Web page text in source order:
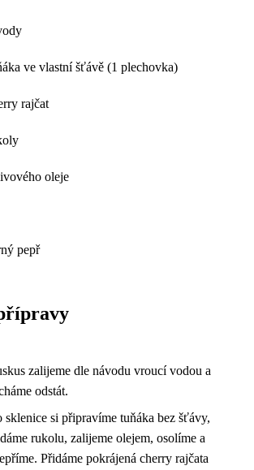
ve vlastní šťávě (1 plechovka)
rajčat
oleje
pepř
zalijeme dle návodu vroucí vodou a
odstát.
sklenice si připravíme tuňáka bez šťávy,
rukolu, zalijeme olejem, osolíme a
Přidáme pokrájená cherry rajčata